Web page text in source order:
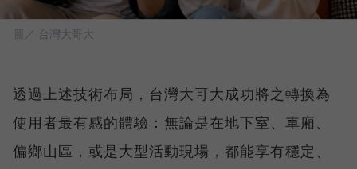
圖／ 台灣大哥大
透過上述技術布局，台灣大哥大成功將之轉換為
使用者最有感的體驗：無論是在地下室、車廂、
偏鄉山區，或是大型活動現場，都能享有穩定、